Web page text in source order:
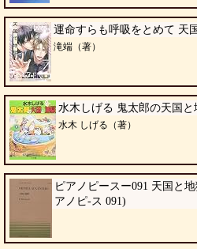
運命すらも呼吸をとめて 天
滝端（著）
水木しげる 鬼太郎の天国と
水木 しげる（著）
ピアノピースー091 天国と
アノピ-ス 091)